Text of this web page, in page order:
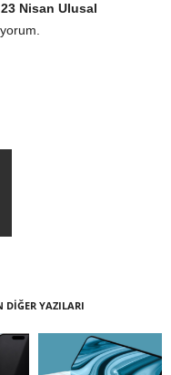
23 Nisan Ulusal
DİĞER YAZILARI